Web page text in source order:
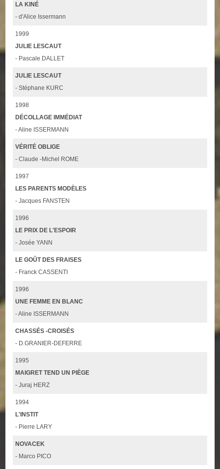
LA KINÉ
- d'Alice Issermann
1999
JULIE LESCAUT
- Pascale DALLET
JULIE LESCAUT
- Stéphane KURC
1998
DÉCOLLAGE IMMÉDIAT
- Aline ISSERMANN
VÉRITÉ OBLIGE
- Claude -Michel ROME
1997
LES PARENTS MODÈLES
- Jacques FANSTEN
1996
LE PRIX DE L'ESPOIR
- Josée YANN
LE GOÛT DES FRAISES
- Franck CASSENTI
1996
UNE FEMME EN BLANC
- Aline ISSERMANN
CHASSÉS -CROISÉS
- D.GRANIER-DEFERRE
1995
MAIGRET TEND UN PIÈGE
- Juraj HERZ
1994
L'INSTIT
- Pierre LARY
NOVACEK
- Marco PICO